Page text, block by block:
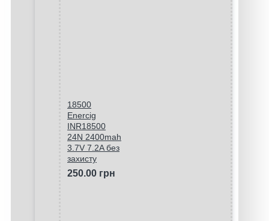
18500
Enercig
INR18500
24N 2400mah
3.7V 7.2A без
захисту
250.00 грн